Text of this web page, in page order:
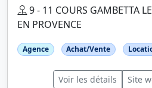
9 - 11 COURS GAMBETTA
EN PROVENCE
Agence Achat/Vente
Voir les détails Site